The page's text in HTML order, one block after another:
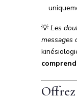
💡 Les
messages